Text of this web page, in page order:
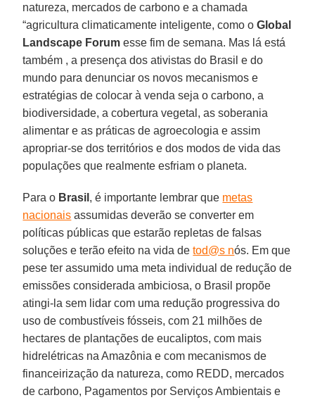
natureza, mercados de carbono e a chamada
“agricultura climaticamente inteligente, como oGlobal
Landscape Forum esse fim de semana. Mas lá está
também , a presença dos ativistas do Brasil e do
mundo para denunciar os novos mecanismos e
estratégias de colocar à venda seja o carbono, a
biodiversidade, a cobertura vegetal, as soberania
alimentar e as práticas de agroecologia e assim
apropriar-se dos territórios e dos modos de vida das
populações que realmente esfriam o planeta.
Para o Brasil , é importante lembrar que metas
nacionais assumidas deverão se converter em
políticas públicas que estarão repletas de falsas
soluções e terão efeito na vida detod@s nós. Em que
pese ter assumido uma meta individual de redução de
emissões considerada ambiciosa, o Brasil propõe
atingi-la sem lidar com uma redução progressiva do
uso de combustíveis fósseis, com 21 milhões de
hectares de plantações de eucaliptos, com mais
hidrelétricas na Amazônia e com mecanismos de
financeirização da natureza, como REDD, mercados
de carbono, Pagamentos por Serviços Ambientais e